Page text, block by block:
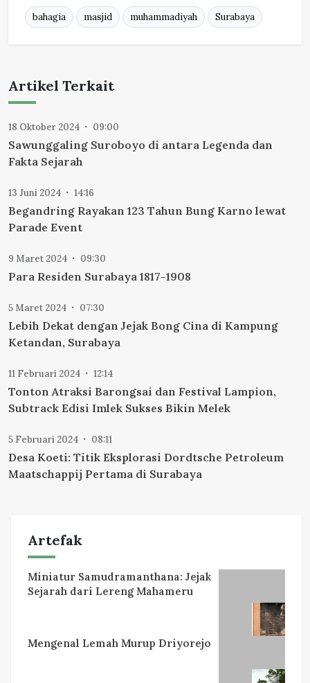
bahagia masjid muhammadiyah Surabaya
Artikel Terkait
18 Oktober 2024 09:00
Sawunggaling Suroboyo di antara Legenda dan
Fakta Sejarah
13 Juni 2024 14:16
Begandring Rayakan 123 Tahun Bung Karno lewat
Parade Event
9 Maret 2024 09:30
Para Residen Surabaya 1817-1908
5 Maret 2024 07:30
Lebih Dekat dengan Jejak Bong Cina di Kampung
Ketandan, Surabaya
11 Februari 2024 12:14
Tonton Atraksi Barongsai dan Festival Lampion,
Subtrack Edisi Imlek Sukses Bikin Melek
5 Februari 2024 08:11
Desa Koeti: Titik Eksplorasi Dordtsche Petroleum
Maatschappij Pertama di Surabaya
Artefak
Miniatur Samudramanthana: Jejak
Sejarah dari Lereng Mahameru
Mengenal Lemah Murup Driyorejo